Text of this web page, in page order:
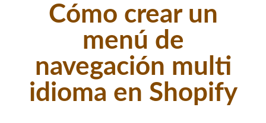
Cómo crear un
menú de
navegación multi
idioma en Shopify